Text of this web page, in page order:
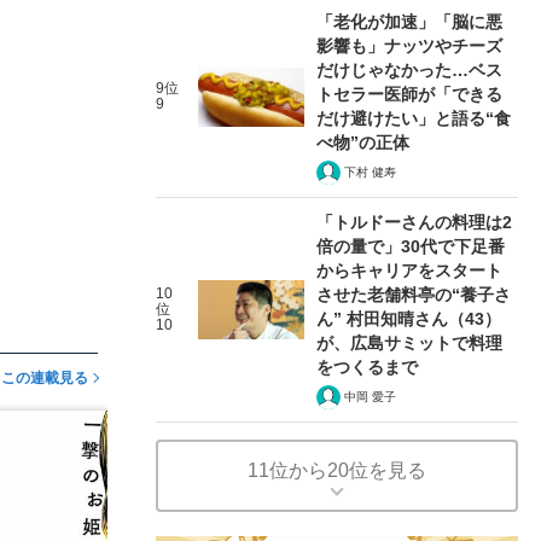
この連載見る
9位
9
「老化が加速」「脳に悪
影響も」ナッツやチーズ
だけじゃなかった…ベス
トセラー医師が「できる
だけ避けたい」と語る“食
べ物”の正体
下村 健寿
10
位
10
「トルドーさんの料理は2
倍の量で」30代で下足番
からキャリアをスタート
させた老舗料亭の“養子さ
ん” 村田知晴さん（43）
が、広島サミットで料理
をつくるまで
中岡 愛子
11位から20位を見る